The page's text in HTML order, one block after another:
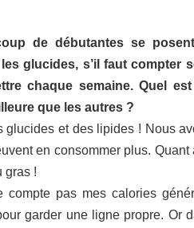
de débutantes se
glucides, s’il faut compter
chaque semaine. Quel
que les autres ?
et des lipides ! Nous
en consommer plus.
gras !
pas mes calories
garder une ligne propre. Or